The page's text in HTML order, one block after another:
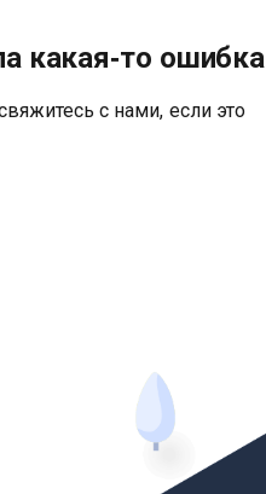
какая‑то ошибка
с нами, если это